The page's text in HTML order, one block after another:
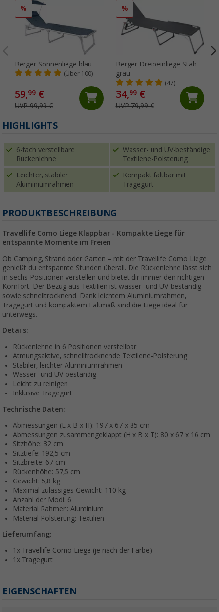
%
Berger Sonnenliege blau
(Über 100)
59,99 €
UVP 99,99 €
%
Berger Dreibeinliege Stahl
grau
(47)
34,99€
UVP 79,99 €
HIGHLIGHTS
6-fach verstellbare
Rückenlehne
Wasser- und UV-beständige
Textilene-Polsterung
Leichter, stabiler
Aluminiumrahmen
Kompakt faltbar mit
Tragegurt
PRODUKTBESCHREIBUNG
Travellife Como Liege Klappbar - Kompakte Liege für
entspannte Momente im Freien
Ob Camping, Strand oder Garten – mit der Travellife Como Liege
genießt du entspannte Stunden überall. Die Rückenlehne lässt sich
in sechs Positionen verstellen und bietet dir immer den richtigen
Komfort. Der Bezug aus Textilien ist wasser- und UV-beständig
sowie schnelltrocknend. Dank leichtem Aluminiumrahmen,
Tragegurt und kompaktem Faltmaß sind die Liege ideal für
unterwegs.
Details:
Rückenlehne in 6 Positionen verstellbar
Atmungsaktive, schnelltrocknende Textilene-Polsterung
Stabiler, leichter Aluminiumrahmen
Wasser- und UV-beständig
Leicht zu reinigen
Inklusive Tragegurt
Technische Daten:
Abmessungen (L x B x H): 197 x 67 x 85 cm
Abmessungen zusammengeklappt (H x B x T): 80 x 67 x 16 cm
Sitzhöhe: 32 cm
Sitztiefe: 192,5 cm
Sitzbreite: 67 cm
Rückenhöhe: 57,5 cm
Gewicht: 5,8 kg
Maximal zulässiges Gewicht: 110 kg
Anzahl der Modi: 6
Material Rahmen: Aluminium
Material Polsterung: Textilien
Lieferumfang:
1x Travellife Como Liege (je nach der Farbe)
1x Tragegurt
EIGENSCHAFTEN